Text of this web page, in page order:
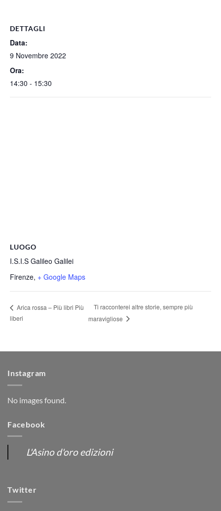
DETTAGLI
Data:
9 Novembre 2022
Ora:
14:30 - 15:30
LUOGO
I.S.I.S Galileo Galilei
Firenze, + Google Maps
Arica rossa – Più libri Più
liberi
Ti racconterei altre storie, sempre più
maravigliose
Instagram
No images found.
Facebook
L'Asino d'oro edizioni
Twitter